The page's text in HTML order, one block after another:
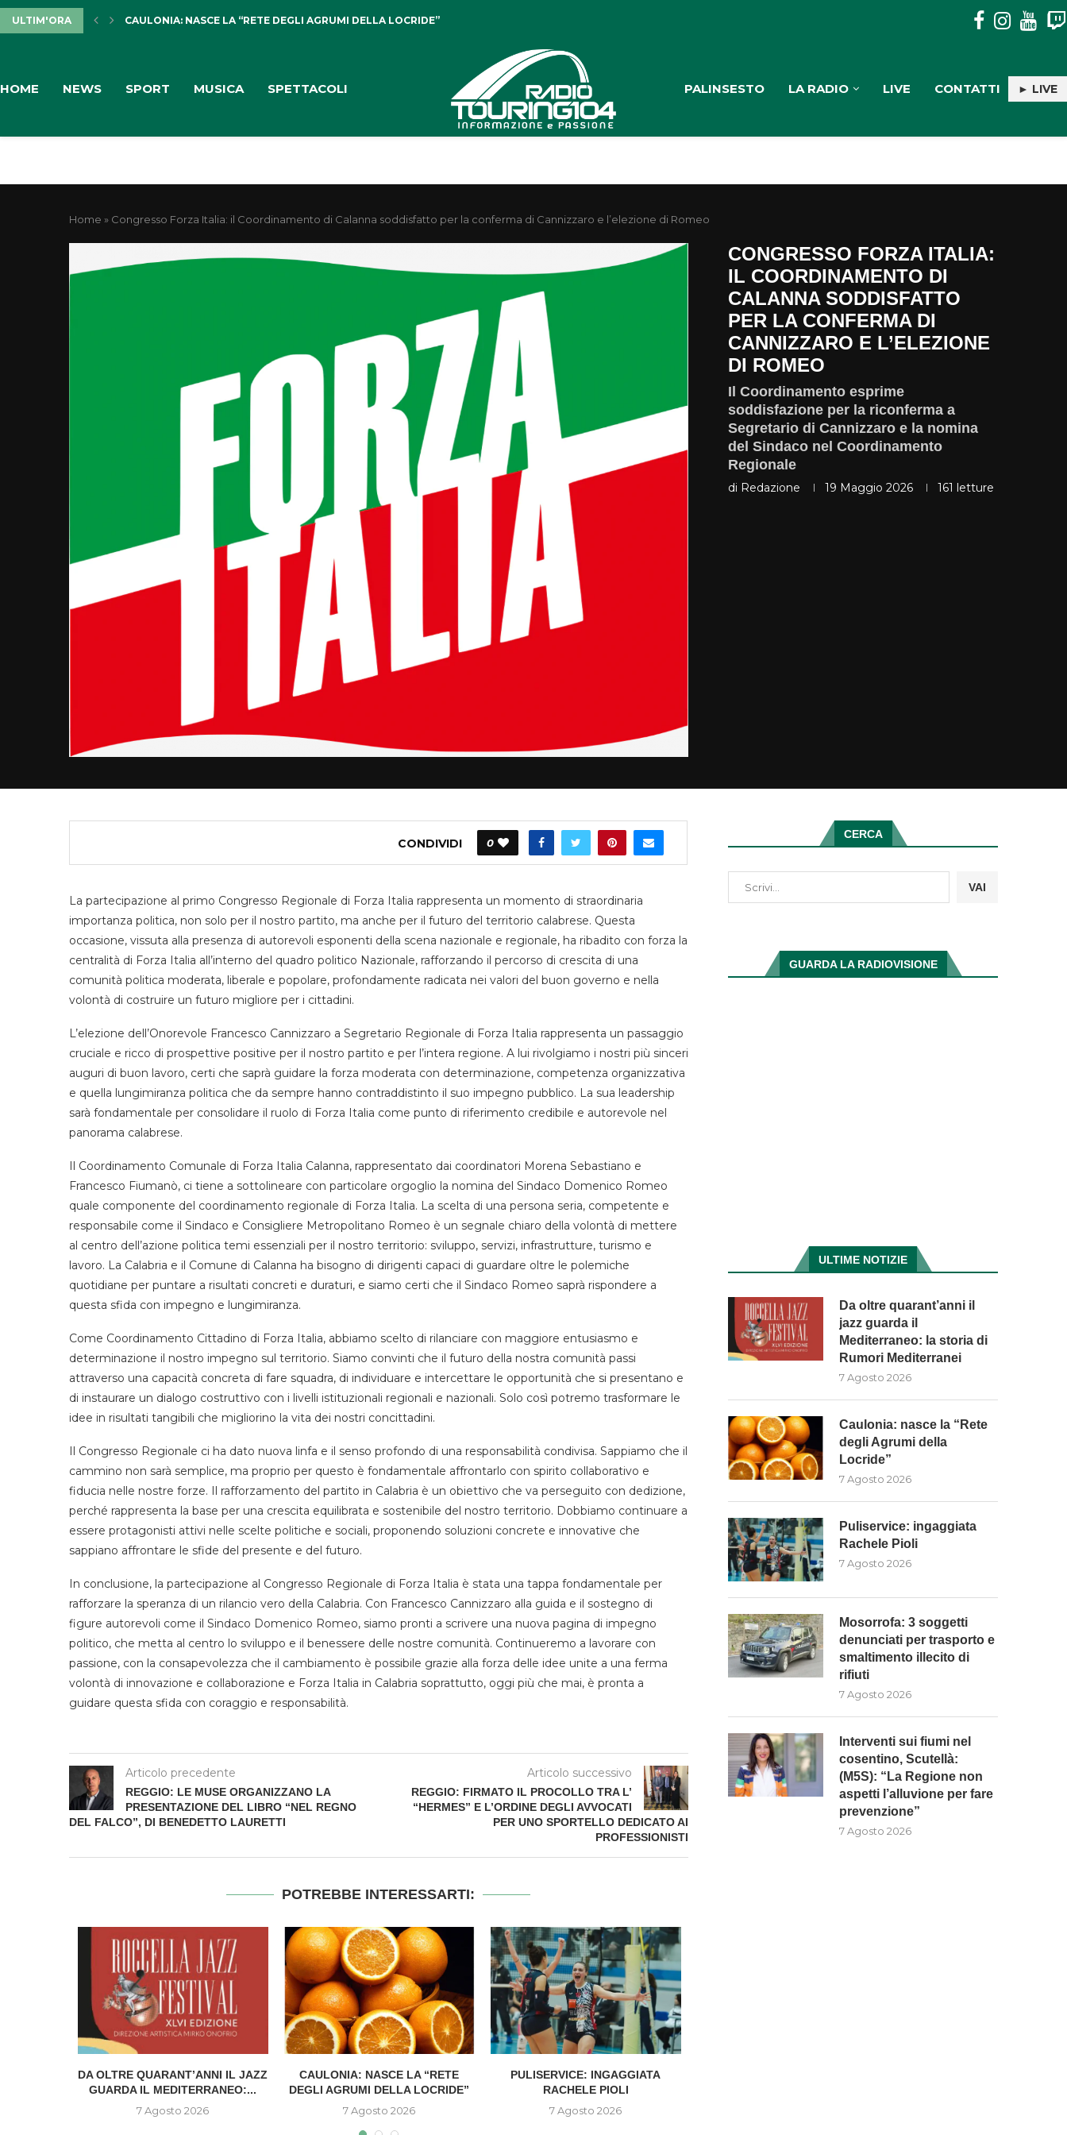
ULTIM'ORA CAULONIA: NASCE LA “RETE DEGLI AGRUMI DELLA LOCRIDE” PULISERVICE: INGAGGIATA RACHELE PIOLI
HOME NEWS SPORT MUSICA SPETTACOLI PALINSESTO LA RADIO LIVE CONTATTI ► LIVE
Home » Congresso Forza Italia: il Coordinamento di Calanna soddisfatto per la conferma di Cannizzaro e l’elezione di Romeo
CONGRESSO FORZA ITALIA:
IL COORDINAMENTO DI
CALANNA SODDISFATTO
PER LA CONFERMA DI
CANNIZZARO E L’ELEZIONE
DI ROMEO
Il Coordinamento esprime
soddisfazione per la riconferma a
Segretario di Cannizzaro e la nomina
del Sindaco nel Coordinamento
Regionale
di Redazione 19 Maggio 2026 161 letture
CONDIVIDI 0
La partecipazione al primo Congresso Regionale di Forza Italia rappresenta un momento di straordinaria
importanza politica, non solo per il nostro partito, ma anche per il futuro del territorio calabrese. Questa
occasione, vissuta alla presenza di autorevoli esponenti della scena nazionale e regionale, ha ribadito con forza la
centralità di Forza Italia all’interno del quadro politico Nazionale, rafforzando il percorso di crescita di una
comunità politica moderata, liberale e popolare, profondamente radicata nei valori del buon governo e nella
volontà di costruire un futuro migliore per i cittadini.
L’elezione dell’Onorevole Francesco Cannizzaro a Segretario Regionale di Forza Italia rappresenta un passaggio
cruciale e ricco di prospettive positive per il nostro partito e per l’intera regione. A lui rivolgiamo i nostri più sinceri
auguri di buon lavoro, certi che saprà guidare la forza moderata con determinazione, competenza organizzativa
e quella lungimiranza politica che da sempre hanno contraddistinto il suo impegno pubblico. La sua leadership
sarà fondamentale per consolidare il ruolo di Forza Italia come punto di riferimento credibile e autorevole nel
panorama calabrese.
Il Coordinamento Comunale di Forza Italia Calanna, rappresentato dai coordinatori Morena Sebastiano e
Francesco Fiumanò, ci tiene a sottolineare con particolare orgoglio la nomina del Sindaco Domenico Romeo
quale componente del coordinamento regionale di Forza Italia. La scelta di una persona seria, competente e
responsabile come il Sindaco e Consigliere Metropolitano Romeo è un segnale chiaro della volontà di mettere
al centro dell’azione politica temi essenziali per il nostro territorio: sviluppo, servizi, infrastrutture, turismo e
lavoro. La Calabria e il Comune di Calanna ha bisogno di dirigenti capaci di guardare oltre le polemiche
quotidiane per puntare a risultati concreti e duraturi, e siamo certi che il Sindaco Romeo saprà rispondere a
questa sfida con impegno e lungimiranza.
Come Coordinamento Cittadino di Forza Italia, abbiamo scelto di rilanciare con maggiore entusiasmo e
determinazione il nostro impegno sul territorio. Siamo convinti che il futuro della nostra comunità passi
attraverso una capacità concreta di fare squadra, di individuare e intercettare le opportunità che si presentano e
di instaurare un dialogo costruttivo con i livelli istituzionali regionali e nazionali. Solo così potremo trasformare le
idee in risultati tangibili che migliorino la vita dei nostri concittadini.
Il Congresso Regionale ci ha dato nuova linfa e il senso profondo di una responsabilità condivisa. Sappiamo che il
cammino non sarà semplice, ma proprio per questo è fondamentale affrontarlo con spirito collaborativo e
fiducia nelle nostre forze. Il rafforzamento del partito in Calabria è un obiettivo che va perseguito con dedizione,
perché rappresenta la base per una crescita equilibrata e sostenibile del nostro territorio. Dobbiamo continuare a
essere protagonisti attivi nelle scelte politiche e sociali, proponendo soluzioni concrete e innovative che
sappiano affrontare le sfide del presente e del futuro.
In conclusione, la partecipazione al Congresso Regionale di Forza Italia è stata una tappa fondamentale per
rafforzare la speranza di un rilancio vero della Calabria. Con Francesco Cannizzaro alla guida e il sostegno di
figure autorevoli come il Sindaco Domenico Romeo, siamo pronti a scrivere una nuova pagina di impegno
politico, che metta al centro lo sviluppo e il benessere delle nostre comunità. Continueremo a lavorare con
passione, con la consapevolezza che il cambiamento è possibile grazie alla forza delle idee unite a una ferma
volontà di innovazione e collaborazione e Forza Italia in Calabria soprattutto, oggi più che mai, è pronta a
guidare questa sfida con coraggio e responsabilità.
Articolo precedente
REGGIO: LE MUSE ORGANIZZANO LA
PRESENTAZIONE DEL LIBRO “NEL REGNO
DEL FALCO”, DI BENEDETTO LAURETTI
Articolo successivo
REGGIO: FIRMATO IL PROCOLLO TRA L’
“HERMES” E L’ORDINE DEGLI AVVOCATI
PER UNO SPORTELLO DEDICATO AI
PROFESSIONISTI
POTREBBE INTERESSARTI:
DA OLTRE QUARANT’ANNI IL JAZZ
GUARDA IL MEDITERRANEO:...
7 Agosto 2026
CAULONIA: NASCE LA “RETE
DEGLI AGRUMI DELLA LOCRIDE”
7 Agosto 2026
PULISERVICE: INGAGGIATA
RACHELE PIOLI
7 Agosto 2026
CERCA
VAI
GUARDA LA RADIOVISIONE
ULTIME NOTIZIE
Da oltre quarant’anni il
jazz guarda il
Mediterraneo: la storia di
Rumori Mediterranei
7 Agosto 2026
Caulonia: nasce la “Rete
degli Agrumi della
Locride”
7 Agosto 2026
Puliservice: ingaggiata
Rachele Pioli
7 Agosto 2026
Mosorrofa: 3 soggetti
denunciati per trasporto e
smaltimento illecito di
rifiuti
7 Agosto 2026
Interventi sui fiumi nel
cosentino, Scutellà:
(M5S): “La Regione non
aspetti l’alluvione per fare
prevenzione”
7 Agosto 2026